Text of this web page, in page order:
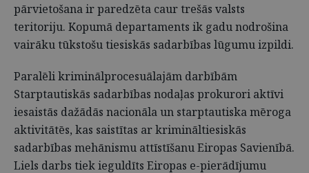
pārvietošana ir paredzēta caur trešās valsts
teritoriju. Kopumā departaments ik gadu nodrošina
vairāku tūkstošu tiesiskās sadarbības lūgumu izpildi.
Paralēli kriminālprocesuālajām darbībām
Starptautiskās sadarbības nodaļas prokurori aktīvi
iesaistās dažādās nacionāla un starptautiska mēroga
aktivitātēs, kas saistītas ar krimināltiesiskās
sadarbības mehānismu attīstīšanu Eiropas Savienībā.
Liels darbs tiek ieguldīts Eiropas e-pierādījumu